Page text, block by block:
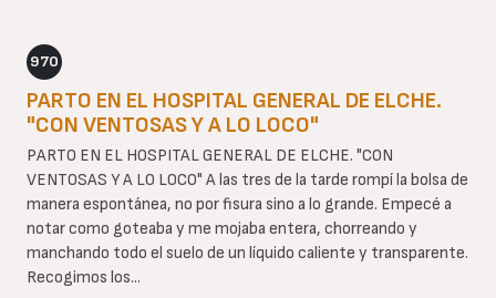
970
PARTO EN EL HOSPITAL GENERAL DE ELCHE.
"CON VENTOSAS Y A LO LOCO"
PARTO EN EL HOSPITAL GENERAL DE ELCHE. "CON
VENTOSAS Y A LO LOCO" A las tres de la tarde rompí la bolsa de
manera espontánea, no por fisura sino a lo grande. Empecé a
notar como goteaba y me mojaba entera, chorreando y
manchando todo el suelo de un líquido caliente y transparente.
Recogimos los...